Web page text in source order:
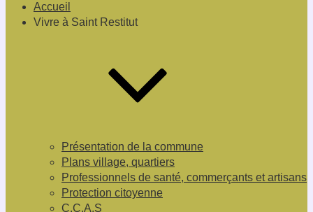
Accueil
Vivre à Saint Restitut
Présentation de la commune
Plans village, quartiers
Professionnels de santé, commerçants et artisans
Protection citoyenne
C.C.A.S